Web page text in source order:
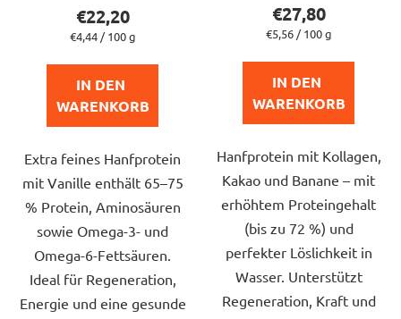
ist
von
5
Sternen.
€22,20
Verkaufspreis:
€4,44 / 100 g
IN DEN
WARENKORB
Extra feines Hanfprotein
mit Vanille enthält 65–75
% Protein, Aminosäuren
sowie Omega-3- und
Omega-6-Fettsäuren.
Ideal für Regeneration,
Energie und eine gesunde
ist
von
5
Sternen.
€27,80
Verkaufspreis:
€5,56 / 100 g
IN DEN
WARENKORB
Hanfprotein mit Kollagen,
Kakao und Banane – mit
erhöhtem Proteingehalt
(bis zu 72 %) und
perfekter Löslichkeit in
Wasser. Unterstützt
Regeneration, Kraft und